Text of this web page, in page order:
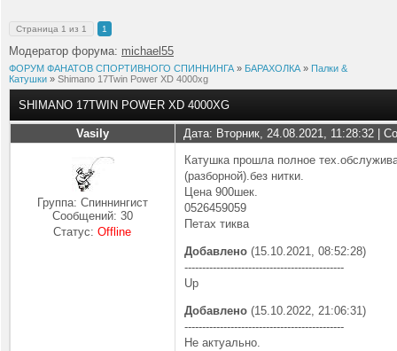
Страница 1 из 1 1
Модератор форума: michael55
ФОРУМ ФАНАТОВ СПОРТИВНОГО СПИННИНГА » БАРАХОЛКА » Палки &
Катушки » Shimano 17Twin Power XD 4000xg
SHIMANO 17TWIN POWER XD 4000XG
Vasily Дата: Вторник, 24.08.2021, 11:28:32 |
Группа: Спиннингист
Сообщений: 30
Статус:Offline
Катушка прошла полное
(разборной).без нитки.
Цена 900шек.
0526459059
Петах тиква
Добавлено (15.10.2021, 08:52:28)
---------------------------------------------
Up
Добавлено (15.10.2022, 21:06:31)
---------------------------------------------
Не актуально.